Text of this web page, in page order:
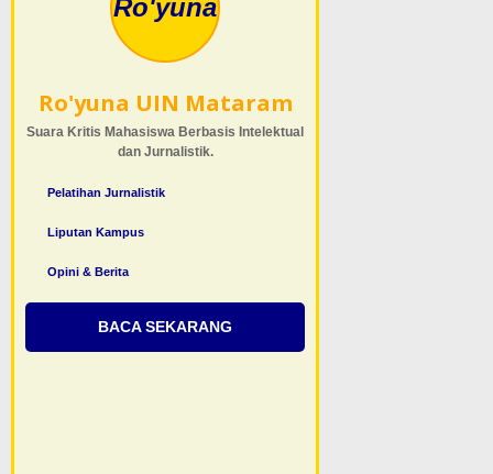
Ro'yuna
Ro'yuna UIN Mataram
Suara Kritis Mahasiswa Berbasis Intelektual
dan Jurnalistik.
Pelatihan Jurnalistik
Liputan Kampus
Opini & Berita
BACA SEKARANG